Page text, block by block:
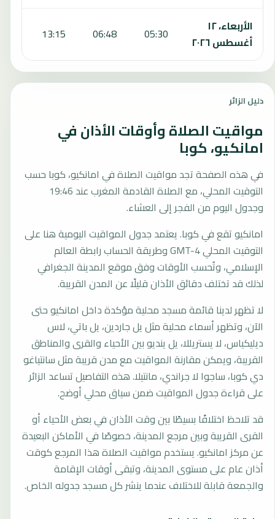
الأربعاء، ١٢
أغسطس ٢٠٢٦
05:30
06:48
13:15
دليل الزائر
مواقيت الصلاة وأوقات الأذان في
امانكيو، كوبا
في هذه الصفحة تجد مواقيت الصلاة في امانكيو، كوبا حسب
التوقيت المحلي، مع الصلاة القادمة المغرب عند 19:46
وجدول اليوم من الفجر إلى العشاء.
امانكيو تقع في كوبا. يعتمد جدول المواقيت اليومية هنا على
التوقيت المحلي GMT-4 وطريقة الحساب رابطة العالم
الإسلامي، وتُحسب الأوقات وفق موقع المدينة الجغرافي
لذلك قد تختلف دقائق الأذان قليلًا عن المدن القريبة.
لا تظهر لدينا قائمة مسجد محلية مؤكدة داخل امانكيو حتى
الآن، وتظهر أسماء محلية مثل يل جاردين، يل باتي، لاس
ديليكياس، لا يستريللا، يل ينديو بين الأحياء والقرى والمناطق
القريبة، ويمكن مقارنة المواقيت مع مدن قريبة مثل سانتياغو
دي كوبا، ساجوا لا جراندي، مانتيلا. هذه التفاصيل تساعد الزائر
على قراءة جدول المواقيت ضمن سياق محلي أوضح.
قد تلاحظ اختلافًا بسيطًا بين وقت الأذان في بعض الأحياء أو
القرى القريبة وبين مرجع المدينة، خصوصًا في الأماكن البعيدة
عن مركز امانكيو. يستخدم مواقيت الصلاة هذا المرجع كوقت
أذان عام على مستوى المدينة، وتبقى أوقات الإقامة
والجمعة قابلة للاختلاف عندما ينشر كل مسجد جدوله الخاص.